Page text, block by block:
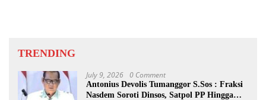
TRENDING
July 9, 2026 0 Comment
Antonius Devolis Tumanggor S.Sos : Fraksi
Nasdem Soroti Dinsos, Satpol PP Hingga